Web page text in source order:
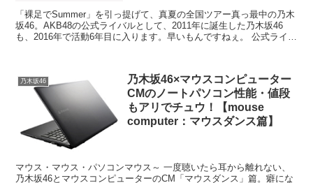
「裸足でSummer」を引っ提げて、真夏の全国ツアー真っ最中の乃木
坂46。AKB48の公式ライバルとして、2011年に誕生した乃木坂46
も、2016年で活動6年目に入ります。早いもんですねぇ。 公式ライバ
乃木坂46
乃木坂46×マウスコンピューター
CMのノートパソコン性能・値段
もアリでチュウ！【mouse
computer：マウスダンス篇】
マウス・マウス・パソコンマウス～ 一度聴いたら耳から離れない、
乃木坂46とマウスコンピューターのCM「マウスダンス」篇。癖にな